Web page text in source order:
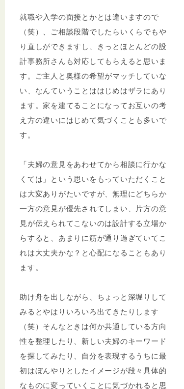
就職や入学の面接とかとは違いますので
（笑）、ご相談段階でしたらいくらでもや
り直しができますし、きっとほとんどの設
計事務所さんも対応してもらえると思いま
す。ご主人と奥様の希望がマッチしていな
い、なんていうことははじめはザラにあり
ます。家を建てることになってお互いの考
え方の違いにはじめて気づくことも多いで
す。
「夫婦の意見をあわせてから相談に行かな
くては」という思いをもっていただくこと
は大変ありがたいですが、無理にどちらか
一方の意見が優先されてしまい、片方の意
見が伝えられてこないのは設計する立場か
らすると、あまりに筋が通り過ぎていてこ
れは大丈夫かな？と心配になることもあり
ます。
助け舟を出しながら、ちょっと深堀りして
みるとやはりいろいろ出てきたりします
（笑）そんなときは何か共通している方向
性を整理したり、新しい夫婦のキーワード
を探してみたり、自分を表現するうちに最
初はぼんやりとしたイメージが段々具体的
なものに変っていくことに気づかれると思